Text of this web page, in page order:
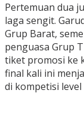
Pertemuan dua
laga sengit.
Grup Barat,
penguasa Grup
tiket promosi ke
final kali ini
di kompetisi